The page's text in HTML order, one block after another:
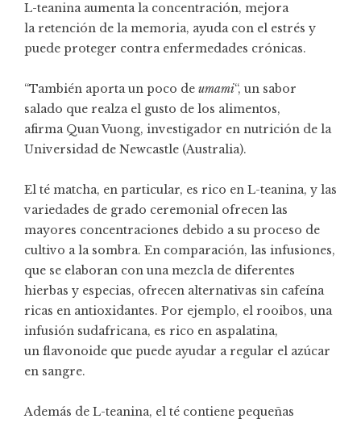
L-teanina aumenta la concentración, mejora
laretención de la memoria, ayuda con el estrés y
puede proteger contra enfermedades crónicas.
“También aporta un poco de umami“, un sabor
salado que realza el gusto de los alimentos,
afirma Quan Vuong, investigador en nutrición de la
Universidad de Newcastle (Australia).
El té matcha, en particular, es rico en L-teanina, y las
variedades de grado ceremonial ofrecen las
mayores concentraciones debido a su proceso de
cultivo a la sombra. En comparación, las infusiones,
que se elaboran con una mezcla de diferentes
hierbas y especias, ofrecen alternativas sin cafeína
ricas en antioxidantes. Por ejemplo, el rooibos, una
infusión sudafricana, es rico en aspalatina,
un flavonoide que puede ayudar a regular el azúcar
en sangre.
Además de L-teanina, el té contiene pequeñas